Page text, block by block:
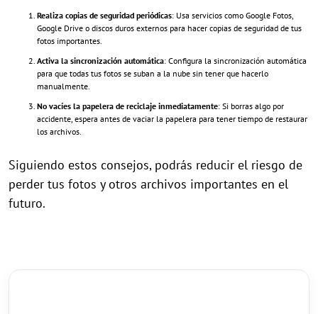
Realiza copias de seguridad periódicas: Usa servicios como Google Fotos,
Google Drive o discos duros externos para hacer copias de seguridad de tus
fotos importantes.
Activa la sincronización automática: Configura la sincronización automática
para que todas tus fotos se suban a la nube sin tener que hacerlo
manualmente.
No vacíes la papelera de reciclaje inmediatamente: Si borras algo por
accidente, espera antes de vaciar la papelera para tener tiempo de restaurar
los archivos.
Siguiendo estos consejos, podrás reducir el riesgo de
perder tus fotos y otros archivos importantes en el
futuro.